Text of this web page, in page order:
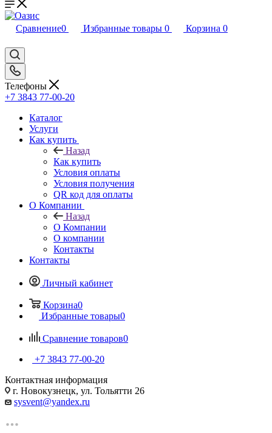
Сравнение0 Избранные товары 0 Корзина 0
Телефоны
+7 3843 77-00-20
Каталог
Услуги
Как купить
Назад
Как купить
Условия оплаты
Условия получения
QR код для оплаты
О Компании
Назад
О Компании
О компании
Контакты
Контакты
Личный кабинет
Корзина0
Избранные товары0
Сравнение товаров0
+7 3843 77-00-20
Контактная информация
г. Новокузнецк, ул. Тольятти 26
sysvent@yandex.ru